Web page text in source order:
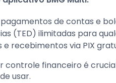
de contas e
(TED) ilimitadas para
e recebimentos via PIX
controle financeiro é
usar.